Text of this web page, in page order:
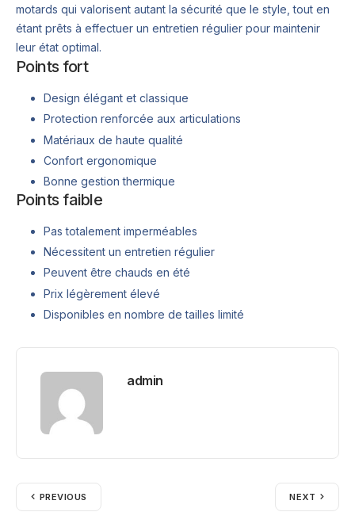
motards qui valorisent autant la sécurité que le style, tout en
étant prêts à effectuer un entretien régulier pour maintenir
leur état optimal.
Points fort
Design élégant et classique
Protection renforcée aux articulations
Matériaux de haute qualité
Confort ergonomique
Bonne gestion thermique
Points faible
Pas totalement imperméables
Nécessitent un entretien régulier
Peuvent être chauds en été
Prix légèrement élevé
Disponibles en nombre de tailles limité
admin
PREVIOUS NEXT